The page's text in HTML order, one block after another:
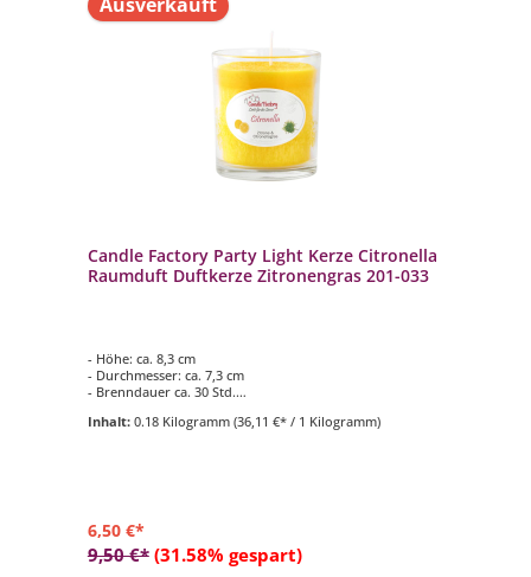
Ausverkauft
Candle Factory Party Light Kerze Citronella
Raumduft Duftkerze Zitronengras 201-033
- Höhe: ca. 8,3 cm
- Durchmesser: ca. 7,3 cm
- Brenndauer ca. 30 Std.
- für den Innen- und Aussenbereich geeignet
Inhalt: 0.18 Kilogramm (36,11 €* / 1 Kilogramm)
6,50 €*
9,50 €* (31.58% gespart)